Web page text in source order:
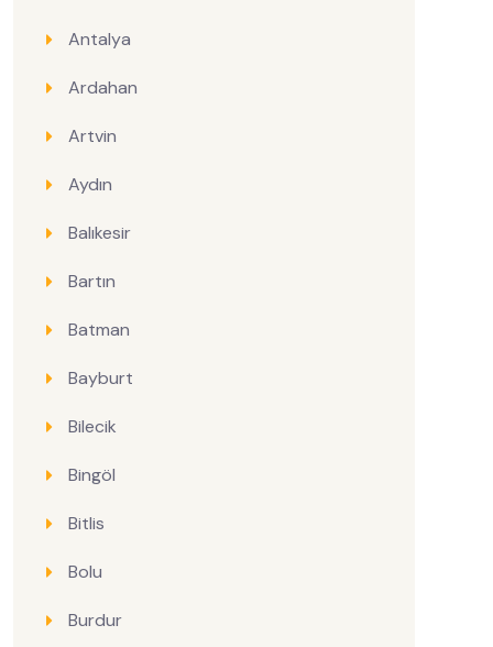
Antalya
Ardahan
Artvin
Aydın
Balıkesir
Bartın
Batman
Bayburt
Bilecik
Bingöl
Bitlis
Bolu
Burdur